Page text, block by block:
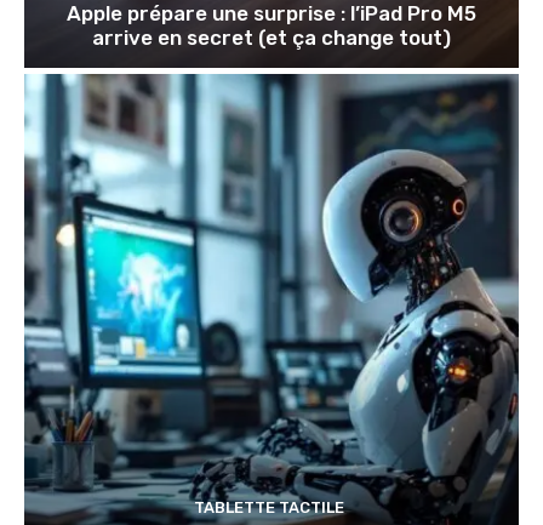
Apple prépare une surprise : l’iPad Pro M5
arrive en secret (et ça change tout)
TABLETTE TACTILE